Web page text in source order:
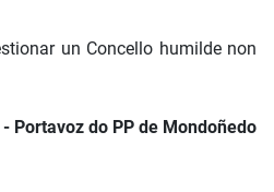
un Concello humilde non
- Portavoz do PP de Mondoñedo